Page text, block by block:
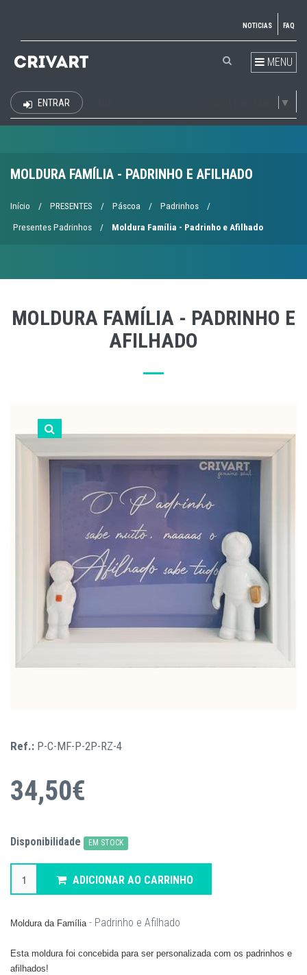
NOTICIAS FAQ
MENU
▼
ENTRAR
MOLDURA FAMÍLIA - PADRINHO E AFILHADO
Início / PRESENTES / Páscoa / Padrinhos /
Presentes Padrinhos / Moldura Família - Padrinho e Afilhado
MOLDURA FAMÍLIA - PADRINHO E
AFILHADO
Ref.: P-C-MF-P-2P-RZ-4
34,50€
Disponibilidade EM STOCK
ADICIONAR AO CARRINHO
Moldura da Família - Padrinho e Afilhado
Esta moldura foi concebida para ser personalizada com os padrinhos e
afilhados!